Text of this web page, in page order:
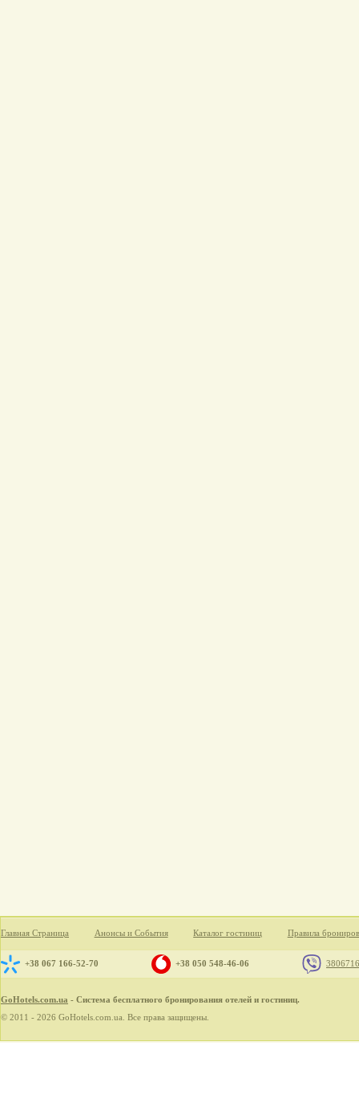
Главная Страница Анонсы и События Каталог гостиниц Правила
+38 067 166-52-70 +38 050 548-46-06
GoHotels.com.ua - Система бесплатного бронирования отелей и гостиниц.
© 2011 - 2026 GoHotels.com.ua. Все права защищены.